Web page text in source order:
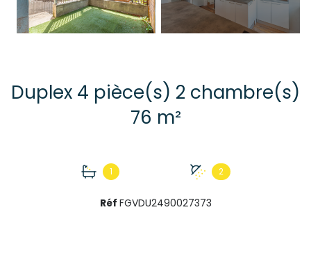
Duplex 4 pièce(s) 2 chambre(s)
76 m²
1 2
Réf FGVDU2490027373